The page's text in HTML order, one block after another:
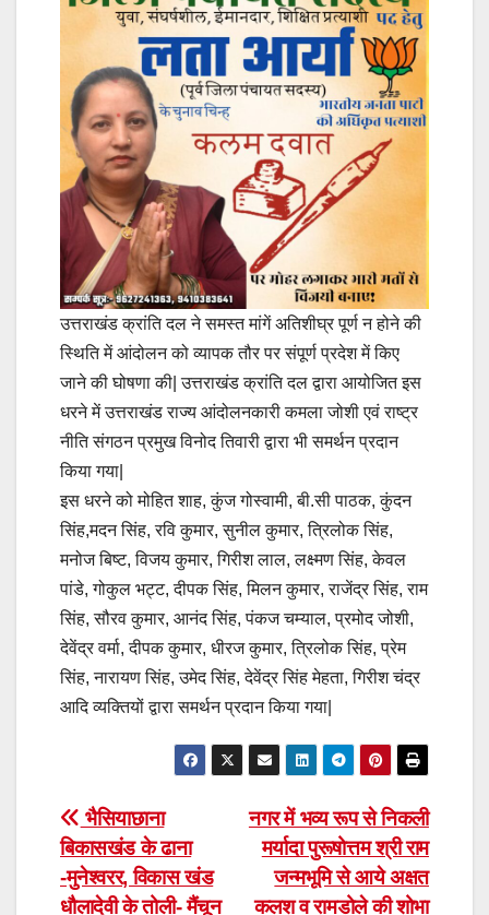
उत्तराखंड क्रांति दल ने समस्त मांगें अतिशीघ्र पूर्ण न होने की
स्थिति में आंदोलन को व्यापक तौर पर संपूर्ण प्रदेश में किए
जाने की घोषणा की| उत्तराखंड क्रांति दल द्वारा आयोजित इस
धरने में उत्तराखंड राज्य आंदोलनकारी कमला जोशी एवं राष्ट्र
नीति संगठन प्रमुख विनोद तिवारी द्वारा भी समर्थन प्रदान
किया गया|
इस धरने को मोहित शाह, कुंज गोस्वामी, बी.सी पाठक, कुंदन
सिंह,मदन सिंह, रवि कुमार, सुनील कुमार, त्रिलोक सिंह,
मनोज बिष्ट, विजय कुमार, गिरीश लाल, लक्ष्मण सिंह, केवल
पांडे, गोकुल भट्ट, दीपक सिंह, मिलन कुमार, राजेंद्र सिंह, राम
सिंह, सौरव कुमार, आनंद सिंह, पंकज चम्याल, प्रमोद जोशी,
देवेंद्र वर्मा, दीपक कुमार, धीरज कुमार, त्रिलोक सिंह, प्रेम
सिंह, नारायण सिंह, उमेद सिंह, देवेंद्र सिंह मेहता, गिरीश चंद्र
आदि व्यक्तियों द्वारा समर्थन प्रदान किया गया|
Post
navigation
नगर में भव्य रूप से निकली
मर्यादा पुरूषोत्तम श्री राम
जन्मभूमि से आये अक्षत
कलश व रामडोले की शोभा
भैसियाछाना
बिकासखंड के ढाना
-मुनेश्वरर, विकास खंड
धौलादेवी के तोली- मैंचून